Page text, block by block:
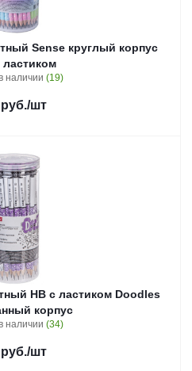
Sense круглый корпус
ластиком
наличии (19)
руб./шт
корпус
наличии (34)
руб./шт